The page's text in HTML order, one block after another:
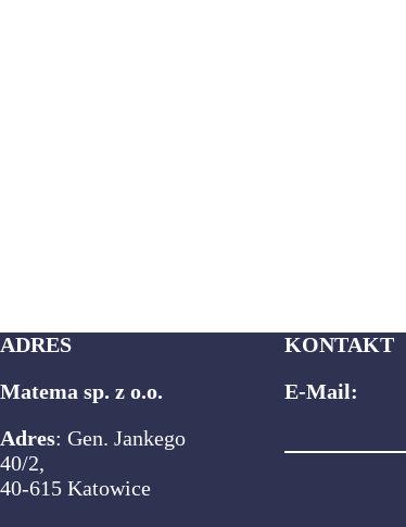
ADRES
Matema sp. z o.o.
Adres: Gen. Jankego
40/2,
40-615 Katowice
KONTAKT
E-Mail: